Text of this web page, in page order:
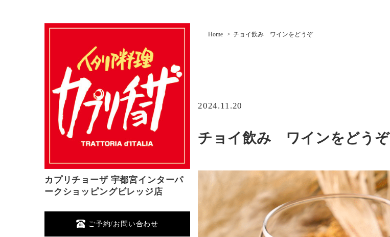
カプリチョーザ 宇都宮インターパ
ークショッピングビレッジ店
ご予約/お問い合わせ
Home チョイ飲み ワインをどうぞ
2024.11.20
チョイ飲み ワインをどうぞ